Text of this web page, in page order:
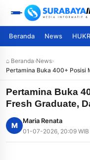
Beranda News
⌂ Beranda›News›
Pertamina Buka 400+ Posisi
5 Juli 2026
Pertamina Buka
Fresh Graduate,
M
Maria Renata
01-07-2026, 20:09 WIB